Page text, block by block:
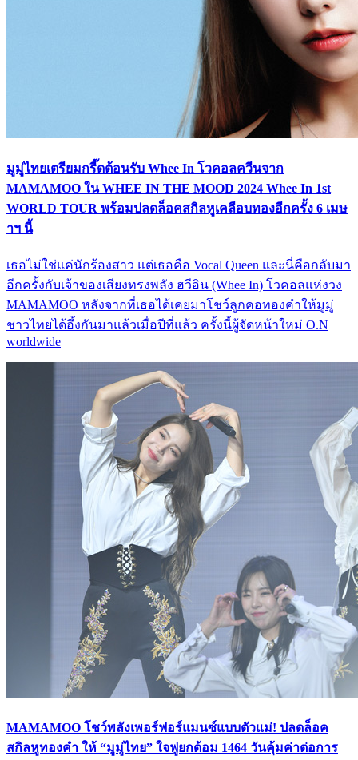
มูมู่ไทยเตรียมกรี๊ดต้อนรับ Whee In โวคอลควีนจาก
MAMAMOO ใน WHEE IN THE MOOD 2024 Whee In 1st
WORLD TOUR พร้อมปลดล็อคสกิลหูเคลือบทองอีกครั้ง 6 เมษ
าฯ นี้
เธอไม่ใช่แค่นักร้องสาว แต่เธอคือ Vocal Queen และนี่คือกลับมา
อีกครั้งกับเจ้าของเสียงทรงพลัง ฮวีอิน (Whee In) โวคอลแห่งวง
MAMAMOO หลังจากที่เธอได้เคยมาโชว์ลูกคอทองคำให้มูมู่
ชาวไทยได้อึ้งกันมาแล้วเมื่อปีที่แล้ว ครั้งนี้ผู้จัดหน้าใหม่ O.N
worldwide
MAMAMOO โชว์พลังเพอร์ฟอร์แมนซ์แบบตัวแม่! ปลดล็อค
สกิลหูทองคำ ให้ “มูมู่ไทย” ใจฟูยกด้อม 1464 วันคุ้มค่าต่อการ